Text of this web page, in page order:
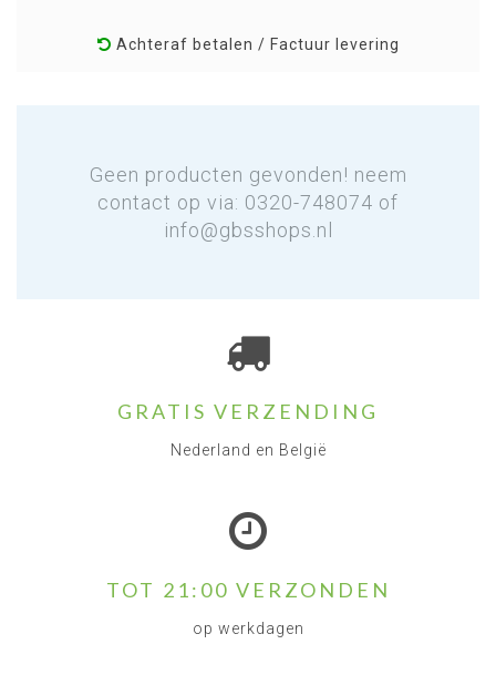
Achteraf betalen / Factuur levering
Geen producten gevonden! neem
contact op via: 0320-748074 of
info@gbsshops.nl
GRATIS VERZENDING
Nederland en België
TOT 21:00 VERZONDEN
op werkdagen